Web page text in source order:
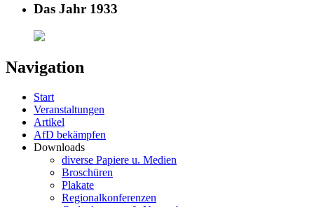
Das Jahr 1933
Navigation
Start
Veranstaltungen
Artikel
AfD bekämpfen
Downloads
diverse Papiere u. Medien
Broschüren
Plakate
Regionalkonferenzen